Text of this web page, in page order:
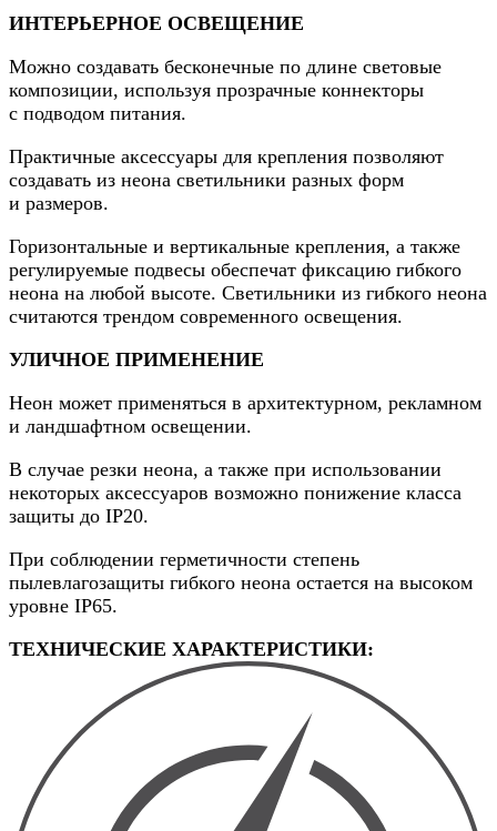
ИНТЕРЬЕРНОЕ ОСВЕЩЕНИЕ
Можно создавать бесконечные по длине световые
композиции, используя прозрачные коннекторы
с подводом питания.
Практичные аксессуары для крепления позволяют
создавать из неона светильники разных форм
и размеров.
Горизонтальные и вертикальные крепления, а также
регулируемые подвесы обеспечат фиксацию гибкого
неона на любой высоте. Светильники из гибкого неона
считаются трендом современного освещения.
УЛИЧНОЕ ПРИМЕНЕНИЕ
Неон может применяться в архитектурном, рекламном
и ландшафтном освещении.
В случае резки неона, а также при использовании
некоторых аксессуаров возможно понижение класса
защиты до IP20.
При соблюдении герметичности степень
пылевлагозащиты гибкого неона остается на высоком
уровне IP65.
ТЕХНИЧЕСКИЕ ХАРАКТЕРИСТИКИ: